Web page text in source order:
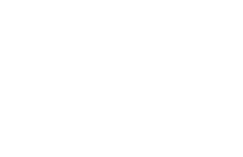
posts, Rope post, Sofa, Pouf, Baroque furniture, Vintage furniture,
water glass, Bar stool, Candlestick, Vase, Lighting, Tealight holder,
Vermietung von Möbeln und Dekorationen Lausanne Bern
in Lausanne, Vermietung von Möbeln in Luzern, Vermietung
Sofa, Hocker, Barockmöbel, Vintage-Möbel, Roter Teppich,
Barhocker, Kerzenhalter, Vase, Beleuchtung, Teelichthalter,